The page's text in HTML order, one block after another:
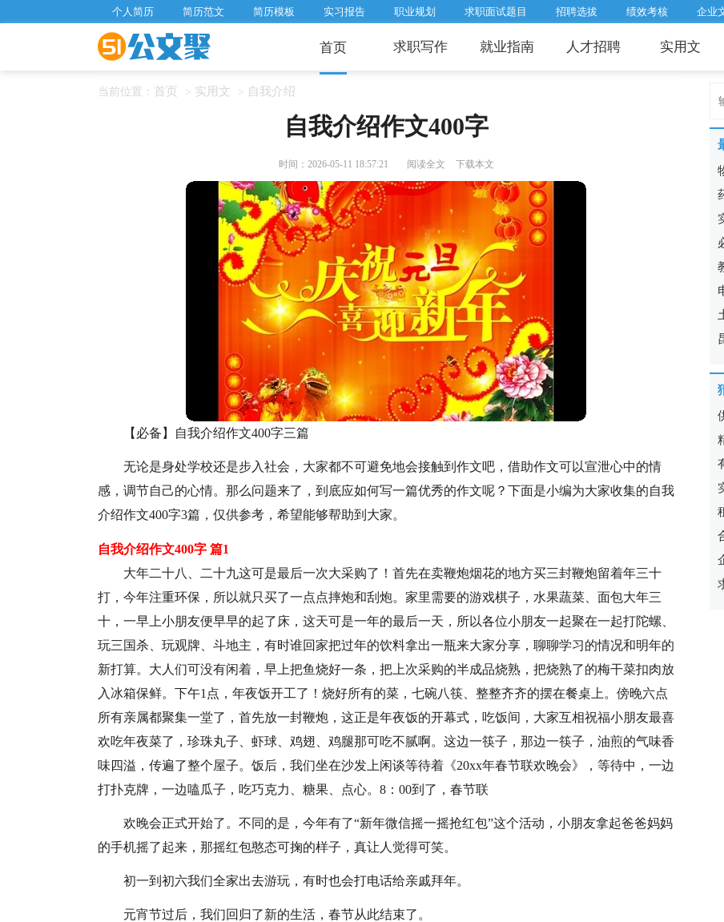
个人简历 简历范文 简历模板 实习报告 职业规划 求职面试题目 招聘选拔 绩效考核 企业
首页 求职写作 就业指南 人才招聘 实用文
当前位置： 首页 > 实用文 > 自我介绍
自我介绍作文400字
时间：2026-05-11 18:57:21 阅读全文 下载本文
【必备】自我介绍作文400字三篇
无论是身处学校还是步入社会，大家都不可避免地会接触到作文吧，借助作文可以宣泄心中的情
感，调节自己的心情。那么问题来了，到底应如何写一篇优秀的作文呢？下面是小编为大家收集的自我
介绍作文400字3篇，仅供参考，希望能够帮助到大家。
自我介绍作文400字 篇1
大年二十八、二十九这可是最后一次大采购了！首先在卖鞭炮烟花的地方买三封鞭炮留着年三十
打，今年注重环保，所以就只买了一点点摔炮和刮炮。家里需要的游戏棋子，水果蔬菜、面包大年三
十，一早上小朋友便早早的起了床，这天可是一年的最后一天，所以各位小朋友一起聚在一起打陀螺、
玩三国杀、玩观牌、斗地主，有时谁回家把过年的饮料拿出一瓶来大家分享，聊聊学习的情况和明年的
新打算。大人们可没有闲着，早上把鱼烧好一条，把上次采购的半成品烧熟，把烧熟了的梅干菜扣肉放
入冰箱保鲜。下午1点，年夜饭开工了！烧好所有的菜，七碗八筷、整整齐齐的摆在餐桌上。傍晚六点
所有亲属都聚集一堂了，首先放一封鞭炮，这正是年夜饭的开幕式，吃饭间，大家互相祝福小朋友最喜
欢吃年夜菜了，珍珠丸子、虾球、鸡翅、鸡腿那可吃不腻啊。这边一筷子，那边一筷子，油煎的气味香
味四溢，传遍了整个屋子。饭后，我们坐在沙发上闲谈等待着《20xx年春节联欢晚会》，等待中，一边
打扑克牌，一边嗑瓜子，吃巧克力、糖果、点心。8：00到了，春节联
欢晚会正式开始了。不同的是，今年有了“新年微信摇一摇抢红包”这个活动，小朋友拿起爸爸妈妈
的手机摇了起来，那摇红包憨态可掬的样子，真让人觉得可笑。
初一到初六我们全家出去游玩，有时也会打电话给亲戚拜年。
元宵节过后，我们回归了新的生活，春节从此结束了。